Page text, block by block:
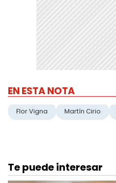
EN ESTA NOTA
Flor Vigna Martín Cirio